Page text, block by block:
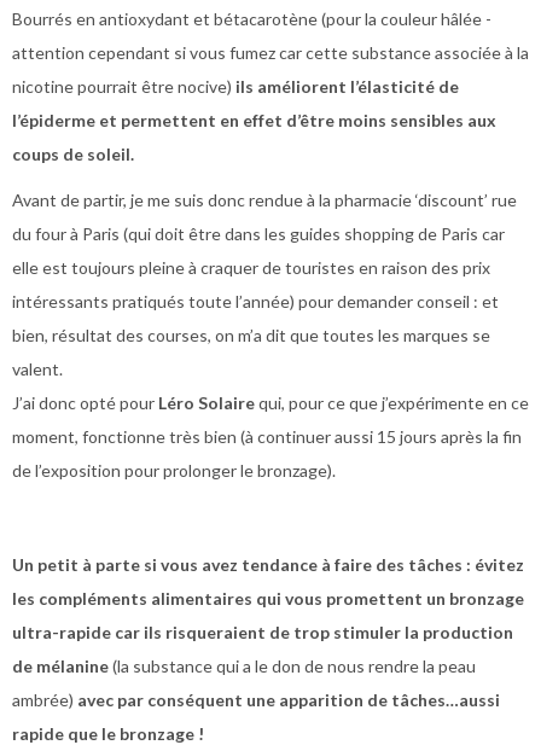
Bourrés en antioxydant et bétacarotène (pour la couleur hâlée -
attention cependant si vous fumez car cette substance associée à la
nicotine pourrait être nocive) ils améliorent l’élasticité de
l’épiderme et permettent en effet d’être moins sensibles aux
coups de soleil.
Avant de partir, je me suis donc rendue à la pharmacie ‘discount’ rue
du four à Paris (qui doit être dans les guides shopping de Paris car
elle est toujours pleine à craquer de touristes en raison des prix
intéressants pratiqués toute l’année) pour demander conseil : et
bien, résultat des courses, on m’a dit que toutes les marques se
valent.
J’ai donc opté pour Léro Solairequi, pour ce que j’expérimente en ce
moment, fonctionne très bien (à continuer aussi 15 jours après la fin
de l’exposition pour prolonger le bronzage).
Un petit à parte si vous avez tendance à faire des tâches : évitez
les compléments alimentaires qui vous promettent un bronzage
ultra-rapide car ils risqueraient de trop stimuler la production
de mélanine(la substance qui a le don de nous rendre la peau
ambrée) avec par conséquent une apparition de tâches…aussi
rapide que le bronzage !